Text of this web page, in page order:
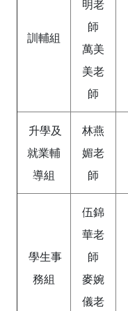
訓輔組
明老
師
萬美
美老
師
升學及
就業輔
導組
林燕
媚老
師
學生事
務組
伍錦
華老
師
麥婉
儀老